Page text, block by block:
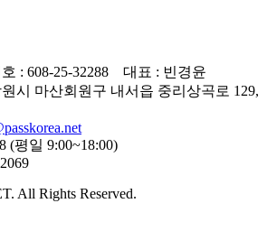
: 608-25-32288 대표 : 빈경윤
시 마산회원구 내서읍 중리상곡로 129,
(평일 9:00~18:00)
All Rights Reserved.